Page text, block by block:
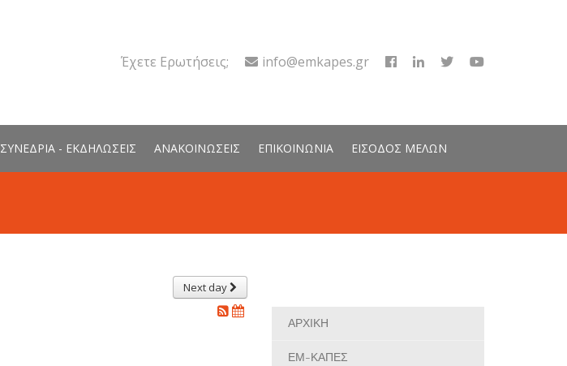
Έχετε Ερωτήσεις; info@emkapes.gr
ΣΥΝΕΔΡΙΑ - ΕΚΔΗΛΩΣΕΙΣ ΑΝΑΚΟΙΝΩΣΕΙΣ ΕΠΙΚΟΙΝΩΝΙΑ ΕΙΣΟΔΟΣ ΜΕΛΩΝ
Next day
ΑΡΧΙΚΗ
ΕΜ-ΚΑΠΕΣ